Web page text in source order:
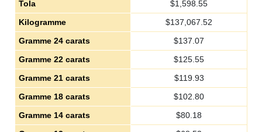
Tola
$1,598.55
Kilogramme
$137,067.52
Gramme 24 carats
$137.07
Gramme 22 carats
$125.55
Gramme 21 carats
$119.93
Gramme 18 carats
$102.80
Gramme 14 carats
$80.18